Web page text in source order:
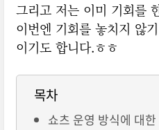
그리고 저는 이미 기회를
이번엔 기회를 놓치지 않
이기도 합니다.ㅎㅎ
목차
쇼츠 운영 방식에 대